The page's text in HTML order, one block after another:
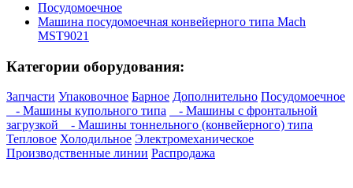
Посудомоечное
Машина посудомоечная конвейерного типа Mach
MST9021
Категории оборудования:
Запчасти Упаковочное Барное Дополнительно Посудомоечное
- Машины купольного типа
- Машины с фронтальной
загрузкой
- Машины тоннельного (конвейерного) типа
Тепловое Холодильное Электромеханическое
Производственные линии Распродажа